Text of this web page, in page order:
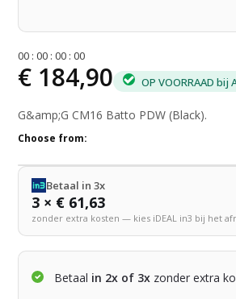
00 :00 :00 :00
€ 184,90 OP VOORRAAD
G&amp;G CM16 Batto PDW (Black).
Choose from:
Betaal in 3x
3 × € 61,63
zonder extra kosten — kies iDEAL in3 bij het
Betaal in 2x of 3x zonder extra